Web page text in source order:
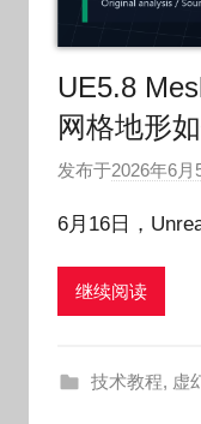
UE5.8
网格地形
发布于2026年6月
6月16日，
继续阅读
技术教程, 虚